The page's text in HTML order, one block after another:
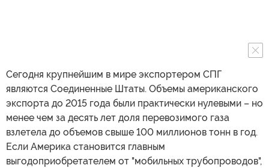
Сегодня крупнейшим в мире экспортером СПГ
являются Соединенные Штаты. Объемы американского
экспорта до 2015 года были практически нулевыми – но
менее чем за десять лет доля перевозимого газа
взлетела до объемов свыше 100 миллионов тонн в год.
Если Америка становится главным
выгодоприобретателем от "мобильных трубопроводов",